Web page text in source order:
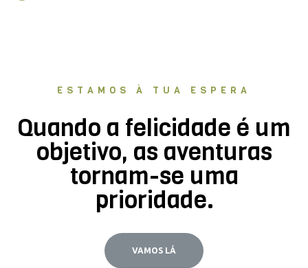
ESTAMOS À TUA ESPERA
Quando a felicidade é um
objetivo, as aventuras
tornam-se uma
prioridade.
VAMOS LÁ